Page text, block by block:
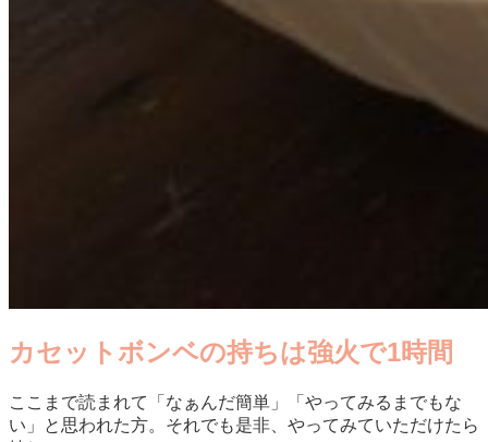
カセットボンベの持ちは強火で1時間
ここまで読まれて「なぁんだ簡単」「やってみるまでもな
い」と思われた方。それでも是非、やってみていただけたら